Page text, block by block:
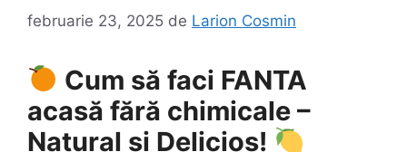
februarie 23, 2025 de Larion Cosmin
Cum să faci FANTA
acasă fără chimicale –
Natural și Delicios!